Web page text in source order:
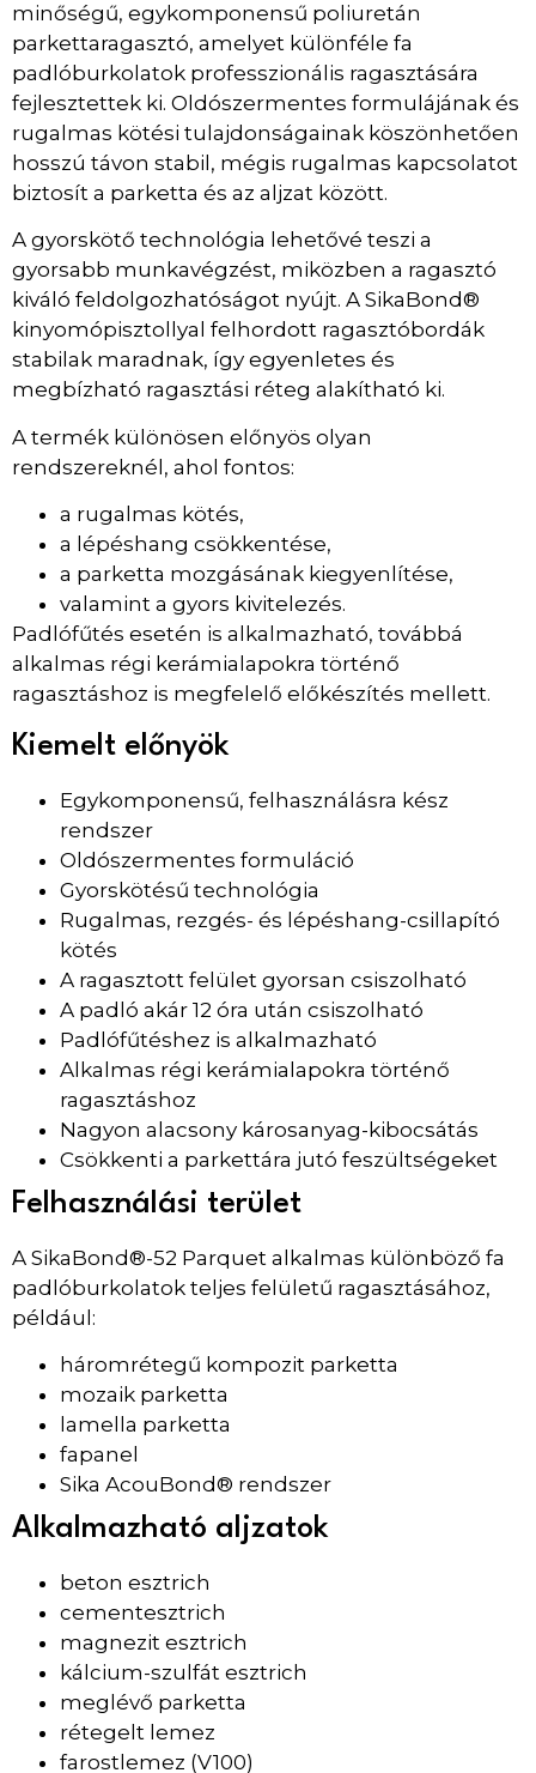
minőségű, egykomponensű poliuretán
parkettaragasztó, amelyet különféle fa
padlóburkolatok professzionális ragasztására
fejlesztettek ki. Oldószermentes formulájának és
rugalmas kötési tulajdonságainak köszönhetően
hosszú távon stabil, mégis rugalmas kapcsolatot
biztosít a parketta és az aljzat között.
A gyorskötő technológia lehetővé teszi a
gyorsabb munkavégzést, miközben a ragasztó
kiváló feldolgozhatóságot nyújt. A SikaBond®
kinyomópisztollyal felhordott ragasztóbordák
stabilak maradnak, így egyenletes és
megbízható ragasztási réteg alakítható ki.
A termék különösen előnyös olyan
rendszereknél, ahol fontos:
a rugalmas kötés,
a lépéshang csökkentése,
a parketta mozgásának kiegyenlítése,
valamint a gyors kivitelezés.
Padlófűtés esetén is alkalmazható, továbbá
alkalmas régi kerámialapokra történő
ragasztáshoz is megfelelő előkészítés mellett.
Kiemelt előnyök
Egykomponensű, felhasználásra kész
rendszer
Oldószermentes formuláció
Gyorskötésű technológia
Rugalmas, rezgés- és lépéshang-csillapító
kötés
A ragasztott felület gyorsan csiszolható
A padló akár 12 óra után csiszolható
Padlófűtéshez is alkalmazható
Alkalmas régi kerámialapokra történő
ragasztáshoz
Nagyon alacsony károsanyag-kibocsátás
Csökkenti a parkettára jutó feszültségeket
Felhasználási terület
A SikaBond®-52 Parquet alkalmas különböző fa
padlóburkolatok teljes felületű ragasztásához,
például:
háromrétegű kompozit parketta
mozaik parketta
lamella parketta
fapanel
Sika AcouBond® rendszer
Alkalmazható aljzatok
beton esztrich
cementesztrich
magnezit esztrich
kálcium-szulfát esztrich
meglévő parketta
rétegelt lemez
farostlemez (V100)